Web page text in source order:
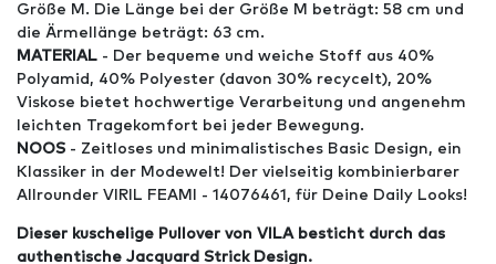
Größe M. Die Länge bei der Größe M beträgt: 58 cm und
die Ärmellänge beträgt: 63 cm.
MATERIAL - Der bequeme und weiche Stoff aus 40%
Polyamid, 40% Polyester (davon 30% recycelt), 20%
Viskose bietet hochwertige Verarbeitung und angenehm
leichten Tragekomfort bei jeder Bewegung.
NOOS - Zeitloses und minimalistisches Basic Design, ein
Klassiker in der Modewelt! Der vielseitig kombinierbarer
Allrounder VIRIL FEAMI - 14076461, für Deine Daily Looks!
Dieser kuschelige Pullover von VILA besticht durch das
authentische Jacquard Strick Design.